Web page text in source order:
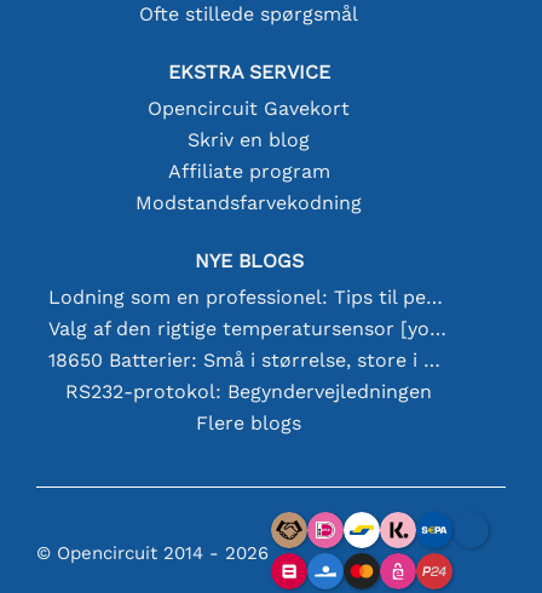
Ofte stillede spørgsmål
EKSTRA SERVICE
Opencircuit Gavekort
Skriv en blog
Affiliate program
Modstandsfarvekodning
NYE BLOGS
Lodning som en professionel: Tips til perfekte elektroniske forbindelser
Valg af den rigtige temperatursensor [youtube]
18650 Batterier: Små i størrelse, store i ydeevne
RS232-protokol: Begyndervejledningen
Flere blogs
© Opencircuit 2014 - 2026